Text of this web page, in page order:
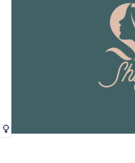
الرياض
للعناية في